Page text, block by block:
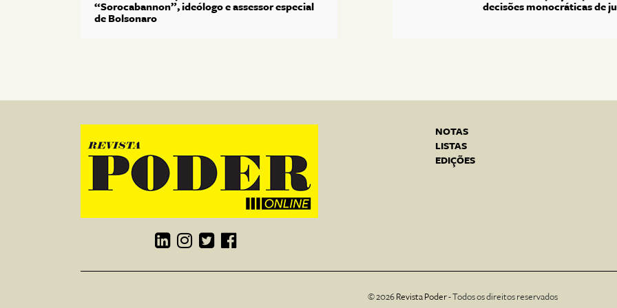
“Sorocabannon”, ideólogo e assessor especial
de Bolsonaro
decisões monocráticas de
NOTAS
LISTAS
EDIÇÕES
© 2026 Revista Poder- Todos os direitos reservados